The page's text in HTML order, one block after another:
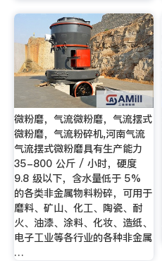
微粉磨，气流微粉磨，气流摆式
微粉磨，气流粉碎机,河南气流
气流摆式微粉磨具有生产能力
35-800 公斤 / 小时，硬度
9.8 级以下，含水量低于 5%
的各类非金属物料粉碎，可用于
磨料、矿山、化工、陶瓷、耐
火、油漆、涂料、化妆、造纸、
电子工业等各行业的各种非金属
…